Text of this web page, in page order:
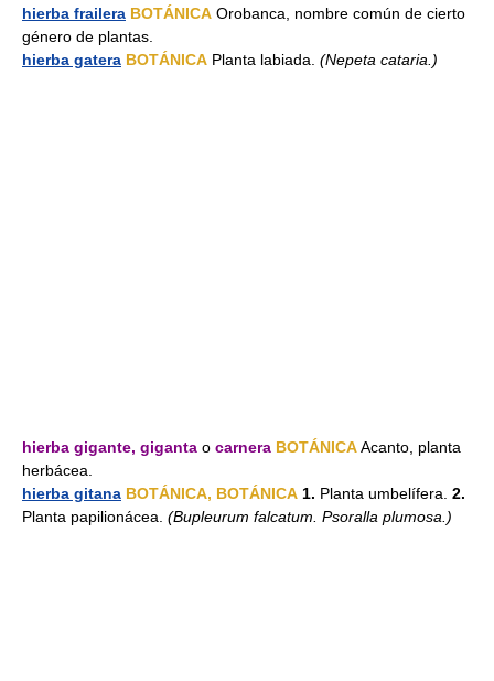
hierba frailera BOTÁNICA Orobanca, nombre común de cierto
género de plantas.
hierba gatera BOTÁNICA Planta labiada. (Nepeta cataria.)
hierba gigante, giganta o carnera BOTÁNICAAcanto, planta
herbácea.
hierba gitana BOTÁNICA, BOTÁNICA 1. Planta umbelífera. 2.
Planta papilionácea. (Bupleurum falcatum. Psoralla plumosa.)